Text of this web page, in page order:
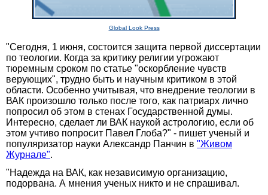
Global Look Press
"Сегодня, 1 июня, состоится защита первой диссертации
по теологии. Когда за критику религии угрожают
тюремным сроком по статье "оскорбление чувств
верующих", трудно быть и научным критиком в этой
области. Особенно учитывая, что внедрение теологии в
ВАК произошло только после того, как патриарх лично
попросил об этом в стенах Государственной думы.
Интересно, сделает ли ВАК наукой астрологию, если об
этом учтиво попросит Павел Глоба?" - пишет ученый и
популяризатор науки Александр Панчин в "Живом
Журнале".
"Надежда на ВАК, как независимую организацию,
подорвана. А мнения ученых никто и не спрашивал.